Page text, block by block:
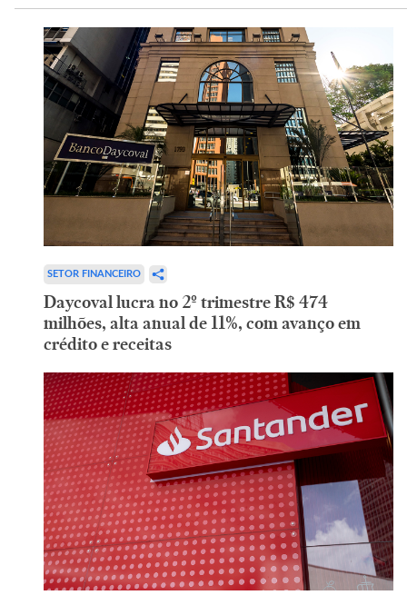
SETOR FINANCEIRO
Daycoval lucra no 2º trimestre R$ 474
milhões, alta anual de 11%, com avanço em
crédito e receitas